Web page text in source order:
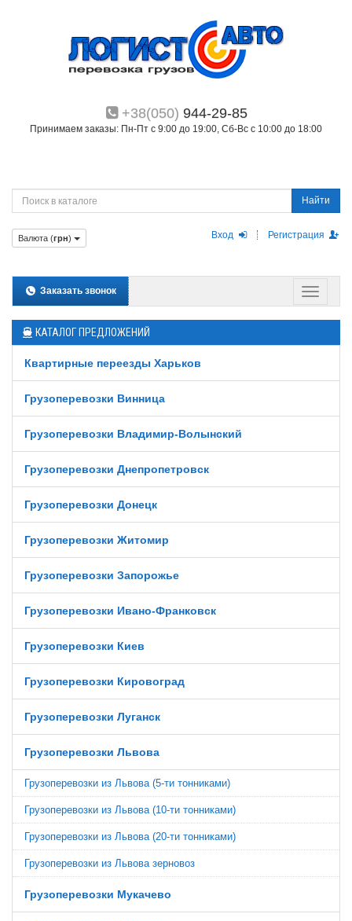
+38(050) 944-29-85
Принимаем заказы: Пн-Пт с 9:00 до 19:00, Сб-Вс с 10:00 до 18:00
Найти
Вход Регистрация
Валюта (грн)
Заказать звонок
КАТАЛОГ ПРЕДЛОЖЕНИЙ
Квартирные переезды Харьков
Грузоперевозки Винница
Грузоперевозки Владимир-Волынский
Грузоперевозки Днепропетровск
Грузоперевозки Донецк
Грузоперевозки Житомир
Грузоперевозки Запорожье
Грузоперевозки Ивано-Франковск
Грузоперевозки Киев
Грузоперевозки Кировоград
Грузоперевозки Луганск
Грузоперевозки Львова
Грузоперевозки из Львова (5-ти тонниками)
Грузоперевозки из Львова (10-ти тонниками)
Грузоперевозки из Львова (20-ти тонниками)
Грузоперевозки из Львова зерновоз
Грузоперевозки Мукачево